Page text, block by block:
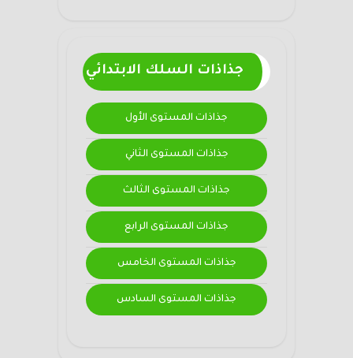
جذاذات السلك الابتدائي
جذاذات المستوى الأول
جذاذات المستوى الثاني
جذاذات المستوى الثالث
جذاذات المستوى الرابع
جذاذات المستوى الخامس
جذاذات المستوى السادس